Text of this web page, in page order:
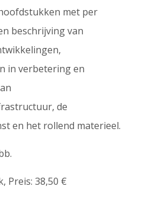
met per
beschrijving van
in verbetering en
de
en het rollend materieel.
Preis: 38,50 €